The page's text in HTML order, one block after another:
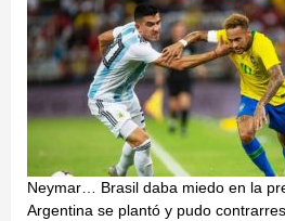
Neymar… Brasil daba miedo en la
Argentina se plantó y pudo